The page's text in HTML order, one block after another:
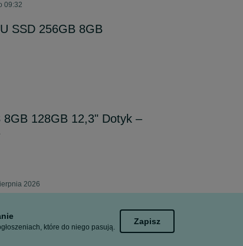
09:32
SSD 256GB 8GB
128GB 12,3" Dotyk –
2026
które do niego pasują.
Zapisz